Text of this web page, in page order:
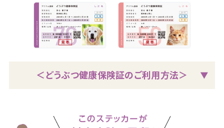
＜どうぶつ健康保険証のご利用方法＞